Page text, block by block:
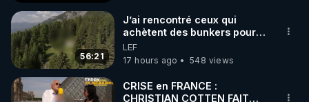
56:21
J’ai rencontré ceux qui
achètent des bunkers pour
survivre à la fin du monde
LEF
17 hours ago
548 views
CRISE en FRANCE :
CHRISTIAN COTTEN FAIT